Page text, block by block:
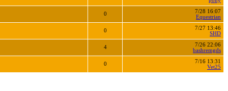
0
7/28 16:07
Equestrian
0
7/27 13:46
SHD
4
7/26 22:06
bashremgds
0
7/16 13:31
Vet25